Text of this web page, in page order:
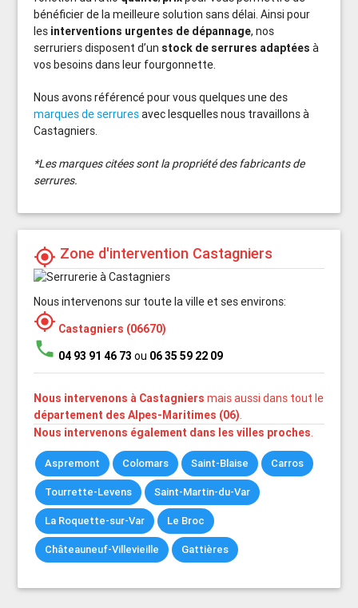
bénéficier de la meilleure solution sans délai. Ainsi pour
les interventions urgentes de dépannage, nos
serruriers disposent d’un stock de serrures adaptées à
vos besoins dans leur fourgonnette.
Nous avons référencé pour vous quelques une des
marques de serruresavec lesquelles nous travaillons à
Castagniers.
*Les marques citées sont la propriété des fabricants de
serrures.
my_location Zone d'intervention Castagniers
Nous intervenons sur toute la ville et ses environs:
my_location Castagniers (06670)
phone 04 93 91 46 73 ou 06 35 59 22 09
Nous intervenons à Castagniers mais aussi dans tout le
département des Alpes-Maritimes (06).
Nous intervenons également dans les villes proches.
Aspremont Colomars Saint-Blaise Carros
Tourrette-Levens Saint-Martin-du-Var
La Roquette-sur-Var Le Broc
Châteauneuf-Villevieille Gattières